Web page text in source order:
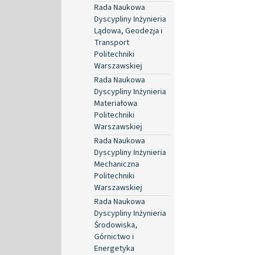
Rada Naukowa
Dyscypliny Inżynieria
Lądowa, Geodezja i
Transport
Politechniki
Warszawskiej
Rada Naukowa
Dyscypliny Inżynieria
Materiałowa
Politechniki
Warszawskiej
Rada Naukowa
Dyscypliny Inżynieria
Mechaniczna
Politechniki
Warszawskiej
Rada Naukowa
Dyscypliny Inżynieria
Środowiska,
Górnictwo i
Energetyka